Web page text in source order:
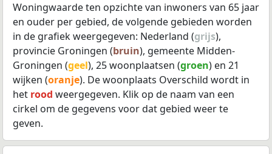
Woningwaarde ten opzichte van inwoners van 65 jaar
en ouder per gebied, de volgende gebieden worden
in de grafiek weergegeven: Nederland (grijs),
provincie Groningen (bruin), gemeente Midden-
Groningen (geel), 25 woonplaatsen (groen) en 21
wijken (oranje). De woonplaats Overschild wordt in
het rood weergegeven. Klik op de naam van een
cirkel om de gegevens voor dat gebied weer te
geven.